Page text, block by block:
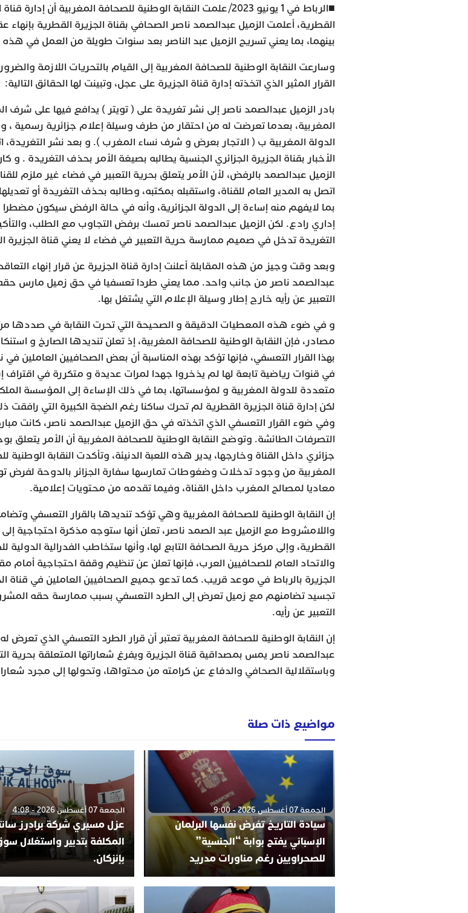
■الرباط في 1 يونيو 2023/علمت النقابة الوطنية للصحافة المغربية أن إدارة
القطرية، أعلمت الزميل عبدالصمد ناصر الصحافي بقناة الجزيرة القطرية بإنهاء
بينهما، بما يعني تسريح الزميل عبد الناصر بعد سنوات طويلة من العمل في هذه
وسارعت النقابة الوطنية للصحافة المغربية إلى القيام بالتحريات اللازمة
القرار المثير الذي اتخذته إدارة قناة الجزيرة على عجل، وتبينت لها الحقائق التالية:
بادر الزميل عبدالصمد ناصر إلى نشر تغريدة على ( تويتر ) يدافع فيها على شرف
المغربية، بعدما تعرضت له من احتقار من طرف وسيلة إعلام جزائرية رسمية ، و
الدولة المغربية ب ( الاتجار بعرض و شرف نساء المغرب ). و بعد نشر التغريدة،
الأخبار بقناة الجزيرة الجزائري الجنسية يطالبه بصيغة الأمر بحذف التغريدة . و
الزميل عبدالصمد بالرفض، لأن الأمر يتعلق بحرية التعبير في فضاء غير ملزم
اتصل به المدير العام للقناة، واستقبله بمكتبه، وطالبه بحذف التغريدة أو
بما لايفهم منه إساءة إلى الدولة الجزائرية، وأنه في حالة الرفض سيكون مضطرا
إداري رادع. لكن الزميل عبدالصمد ناصر تمسك برفض التجاوب مع الطلب،
التغريدة تدخل في صميم ممارسة حرية التعبير في فضاء لا يعني قناة الجزيرة
وبعد وقت وجيز من هذه المقابلة أعلنت إدارة قناة الجزيرة عن قرار إنهاء
عبدالصمد ناصر من جانب واحد. مما يعني طردا تعسفيا في حق زميل مارس
التعبير عن رأيه خارج إطار وسيلة الإعلام التي يشتغل بها.
و في ضوء هذه المعطيات الدقيقة و الصحيحة التي تحرت النقابة في صددها
مصادر، فإن النقابة الوطنية للصحافة المغربية، إذ تعلن تنديدها الصارخ و
بهذا القرار التعسفي، فإنها تؤكد بهذه المناسبة أن بعض الصحافيين العاملين في
في قنوات رياضية تابعة لها لم يذخروا جهدا لمرات عديدة و متكررة في اقتراف
متعددة للدولة المغربية و لمؤسساتها، بما في ذلك الإساءة إلى المؤسسة
لكن إدارة قناة الجزيرة القطرية لم تحرك ساكنا رغم الضجة الكبيرة التي رافقت
وفي ضوء القرار التعسفي الذي اتخذته في حق الزميل عبدالصمد ناصر، كانت
التصرفات الطائشة. وتوضح النقابة الوطنية للصحافة المغربية أن الأمر يتعلق
جزائري داخل القناة وخارجها، يدير هذه اللعبة الدنيئة، وتأكدت النقابة الوطنية
المغربية من وجود تدخلات وضغوطات تمارسها سفارة الجزائر بالدوحة لفرض
معاديا لمصالح المغرب داخل القناة، وفيما تقدمه من محتويات إعلامية.
إن النقابة الوطنية للصحافة المغربية وهي تؤكد تنديدها بالقرار التعسفي
واللامشروط مع الزميل عبد الصمد ناصر، تعلن أنها ستوجه مذكرة احتجاجية إلى
القطرية، وإلى مركز حرية الصحافة التابع لها، وأنها ستخاطب الفدرالية الدولية
والاتحاد العام للصحافيين العرب، فإنها تعلن عن تنظيم وقفة احتجاجية أمام
الجزيرة بالرباط في موعد قريب. كما تدعو جميع الصحافيين العاملين في قناة
تجسيد تضامنهم مع زميل تعرض إلى الطرد التعسفي بسبب ممارسة حقه
التعبير عن رأيه.
إن النقابة الوطنية للصحافة المغربية تعتبر أن قرار الطرد التعسفي الذي تعرض له
عبدالصمد ناصر يمس بمصداقية قناة الجزيرة ويفرغ شعاراتها المتعلقة بحرية
وباستقلالية الصحافي والدفاع عن كرامته من محتواها، وتحولها إلى مجرد
مواضيع ذات صلة
الجمعة 07 أغسطس 2026 - 9:00
سيادة التاريخ تفرض نفسها البرلمان
الإسباني يفتح بوابة “الجنسية”
للصحراويين رغم مناورات مدريد
الجمعة 07 أغسطس 2026 - 4:08
عزل مسيري شركة برادرز
المكلفة بتدبير واستغلال
بإنزكان.